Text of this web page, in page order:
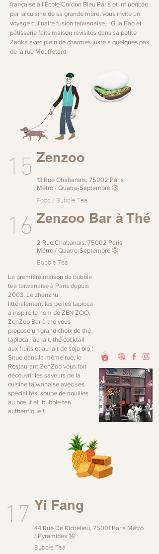
française à l'École Cordon Bleu Paris et influencée
par la cuisine de sa grande mère, vous invite un
voyage culinaire fusion taïwanaise. Gua Bao et
pâtisserie faits maison revisités dans sa petite
Zaoka avec plein de charmes juste à quelques pas
de la rue Mouffetard.
13 Rue Chabanais, 75002 Paris
Métro / Quatre-Septembre ③
Zenzoo
15
Food / Bubble Tea
2 Rue Chabanais, 75002 Paris
Métro / Quatre-Septembre ③
Zenzoo Bar à Thé
16
Bubble Tea
La première maison de bubble
tea taïwanaise à Paris depuis
2003. Le zhenzhu
littéralement les perles tapioca
a inspiré le nom de ZEN ZOO.
ZenZoo Bar à thé vous
propose un grand choix de thé
tapioca, au lait, thé cocktail
aux fruits et au lait de soja bio !
Situé dans la même rue, le
Restaurant ZenZoo vous fait
découvrir les saveurs de la
cuisine taïwanaise avec ses
spécialités, soupe de nouilles
au bœuf et bubble tea
authentique !
17 Yi Fang
44 Rue De Richelieu, 75001 Paris Métro
/ Pyramides ⑭
Bubble Tea